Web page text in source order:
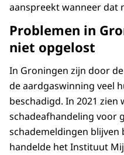
aanspreekt wanneer dat
Problemen in
niet opgelost
In Groningen zijn door
de aardgaswinning veel
beschadigd. In 2021
schadeafhandeling voor
schademeldingen blijven
handelde het Instituut